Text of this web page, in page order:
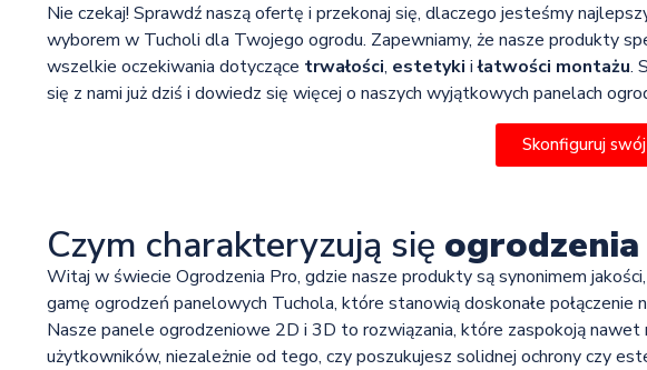
Nie czekaj! Sprawdź naszą ofertę i przekonaj się, dlaczego jesteśmy
wyborem w Tucholi dla Twojego ogrodu. Zapewniamy, że nasze produkty
wszelkie oczekiwania dotyczące trwałości, estetyki iłatwości montażu.
się z nami już dziś i dowiedz się więcej o naszych wyjątkowych panelach
Skonfiguruj
Czym charakteryzują się
Witaj w świecie Ogrodzenia Pro, gdzie nasze produkty są synonimem
gamę ogrodzeń panelowych Tuchola, które stanowią doskonałe połączenie
Nasze panele ogrodzeniowe 2D i 3D to rozwiązania, które zaspokoją
użytkowników, niezależnie od tego, czy poszukujesz solidnej ochrony czy